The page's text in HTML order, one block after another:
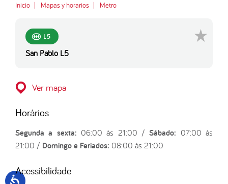
Inicio Mapas y horarios Metro
L5
San Pablo L5
Ver mapa
Horários
Segunda a sexta: 06:00 às 21:00 /Sábado: 07:00 às
21:00 / Domingo e Feriados: 08:00 às 21:00
Acessibilidade